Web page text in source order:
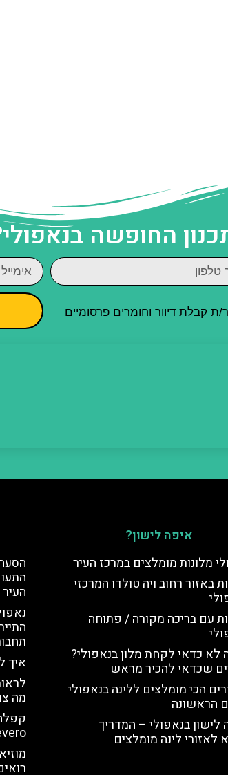
החופשה
קבלת דיוור וחומרים פרסומיים
איפה לישון?
מלונות מומלצים במרכז העיר
באזור רחוב ויה טולדו המרכזי
עם בריכה מקורה / פתוחה
לא כדאי לקחת מלון בנאפולי?
שכדאי להכיר מראש
הכי מומלצים ללינה בנאפולי
הראשונה
לישון בנאפולי – המדריך
לאזורי לינה מומלצים
העיר
איך
מה